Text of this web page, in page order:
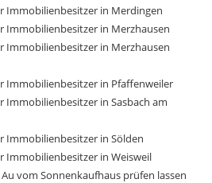
Immobilienbesitzer in Merdingen
Immobilienbesitzer in Merzhausen
Immobilienbesitzer in Merzhausen
Immobilienbesitzer in Pfaffenweiler
Immobilienbesitzer in Sasbach am
Immobilienbesitzer in Sölden
Immobilienbesitzer in Weisweil
vom Sonnenkaufhaus prüfen lassen